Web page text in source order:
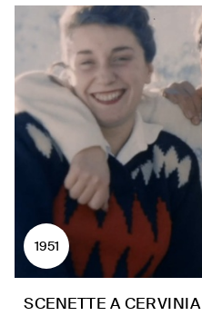
1951
SCENETTE A CERVINIA